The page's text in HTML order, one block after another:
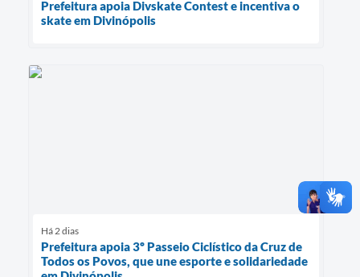
Prefeitura apoia Divskate Contest e incentiva o
skate em Divinópolis
Há 2 dias
Prefeitura apoia 3º Passeio Ciclístico da Cruz de
Todos os Povos, que une esporte e solidariedade